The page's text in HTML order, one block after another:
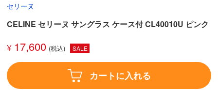
セリーヌ
CELINE セリーヌ サングラス ケース付 CL40010U ピンク
¥ 17,600 SALE
カートに入れる